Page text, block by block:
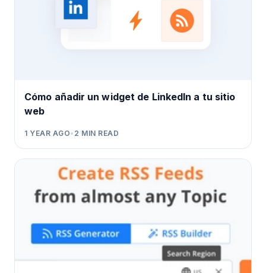
Cómo añadir un widget de LinkedIn a tu sitio
web
1 YEAR AGO• 2 MIN READ